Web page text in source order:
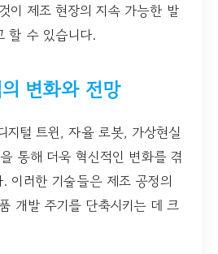
이 제조 현장의 지속 가능한 발
할 수 있습니다.
변화와 전망
지털 트윈, 자율 로봇, 가상현실
통해 더욱 혁신적인 변화를 겪
이러한 기술들은 제조 공정의
개발 주기를 단축시키는 데 크